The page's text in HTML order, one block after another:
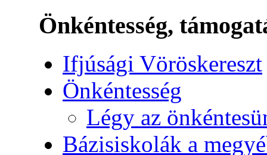
Önkéntesség,
Ifjúsági Vöröskereszt
Önkéntesség
Légy az
Bázisiskolák a